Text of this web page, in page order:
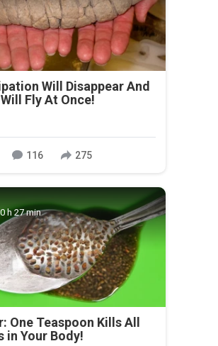
Will Disappear And
Fly At Once!
116 275
h 27 min
One Teaspoon Kills All
in Your Body!